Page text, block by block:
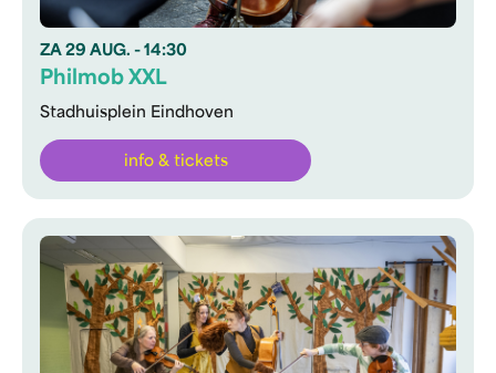
ZA 29 AUG. - 14:30
Stadhuisplein Eindhoven
Philmob XXL
info & tickets